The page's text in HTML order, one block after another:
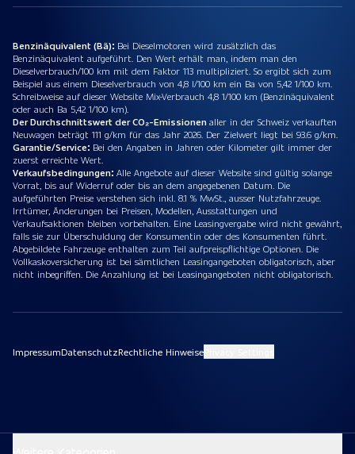
Benzinäquivalent (Bä): Bei Dieselmotoren wird zusätzlich das
Benzinäquivalent aufgeführt. Den Wert erhält man, indem man den
Dieselverbrauch/100 km mit dem Faktor 113 multipliziert. So ergibt sich zum
Beispiel aus einem Dieselverbrauch von 4,8 l/100 km ein Ba von 5,42 1/100 km.
Schreibweise auf dieser Website Mix-Verbrauch 4,8 1/100 km (Benzinäquivalent
oder auch Ba 5,42 1/100 km).
Der Durchschnittswert der CO₂-Emissionenaller in der Schweiz verkauften
Neuwagen beträgt 111 g/km für das Jahr 2026. Der Zielwert liegt bei 93.6 g/km.
Garantie/Service: Bei den Angaben in Jahren oder Kilometer gilt immer der
zuerst erreichte Wert.
Verkaufsbedingungen: Alle Angebote auf dieser Website sind gültig solange
Vorrat, bis auf Widerruf oder bis an dem angegebenen Datum. Die
aufgeführten Preise verstehen sich inkl. 8.1 % MwSt., ausser Nutzfahrzeuge.
Irrtümer, Änderungen bei Preisen, Modellen, Ausstattungen und
Verkaufsaktionen bleiben vorbehalten. Eine Leasingvergabe wird nicht gewährt,
falls sie zur Überschuldung der Konsumentin oder des Konsumenten führt.
Abgebildete Fahrzeuge enthalten zum Teil aufpreispflichtige Optionen. Die
Vollkaskoversicherung ist bei sämtlichen Leasingangeboten obligatorisch, aber
nicht inbegriffen. Die Anzahlung ist bei Leasingangeboten nicht obligatorisch.
ImpressumDatenschutzRechtliche Hinweise